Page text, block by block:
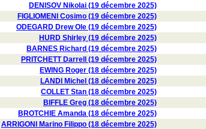
DENISOV Nikolai (19 décembre 2025)
FIGLIOMENI Cosimo (19 décembre 2025)
ODEGARD Drew Ole (19 décembre 2025)
HURD Shirley (19 décembre 2025)
BARNES Richard (19 décembre 2025)
PRITCHETT Darrell (19 décembre 2025)
EWING Roger (18 décembre 2025)
LANDI Michel (18 décembre 2025)
COLLET Stan (18 décembre 2025)
BIFFLE Greg (18 décembre 2025)
BROTCHIE Amanda (18 décembre 2025)
ARRIGONI Marino Filippo (18 décembre 2025)